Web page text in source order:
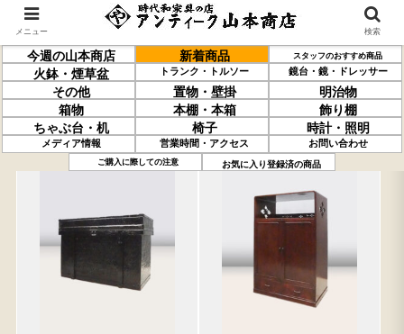
今週の山本商店 新着商品 スタッフのおすすめ商品
火鉢・煙草盆 トランク・トルソー 鏡台・鏡・ドレッサー
その他 置物・壁掛
明治物
箱物
本棚・本箱
飾り棚
ちゃぶ台・机
椅子 時計・照明
メディア情報 営業時間・アクセス お問い合わせ
ご購入に際しての注意 お気に入り登録済の商品
過去の取り扱い商品(6月12日分) 売約済の商品を非表示にする
メニュー 検索